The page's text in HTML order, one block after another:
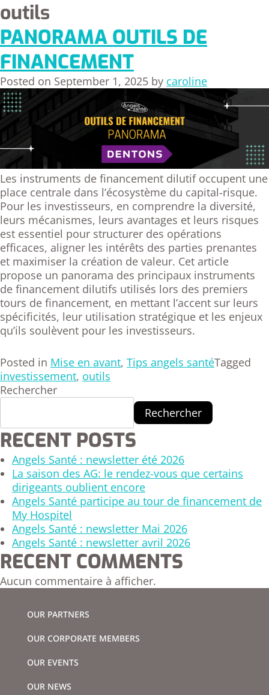
outils
PANORAMA OUTILS DE
FINANCEMENT
Posted on September 1, 2025 by caroline
Les instruments de financement dilutif occupent une
place centrale dans l’écosystème du capital-risque.
Pour les investisseurs, en comprendre la diversité,
leurs mécanismes, leurs avantages et leurs risques
est essentiel pour structurer des opérations
efficaces, aligner les intérêts des parties prenantes
et maximiser la création de valeur. Cet article
propose un panorama des principaux instruments
de financement dilutifs utilisés lors des premiers
tours de financement, en mettant l’accent sur leurs
spécificités, leur utilisation stratégique et les enjeux
qu’ils soulèvent pour les investisseurs.
Posted in Mise en avant, Tips angels santéTagged
investissement, outils
Rechercher
Rechercher
RECENT POSTS
Angels Santé : newsletter été 2026
La saison des AG: le rendez-vous que certains
dirigeants oublient encore
Angels Santé participe au tour de financement de
My Hospitel
Angels Santé : newsletter Mai 2026
Angels Santé : newsletter avril 2026
RECENT COMMENTS
Aucun commentaire à afficher.
OUR PARTNERS
OUR CORPORATE MEMBERS
OUR EVENTS
OUR NEWS